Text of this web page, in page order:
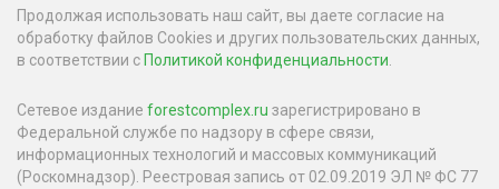
Продолжая использовать наш сайт, вы даете согласие на
обработку файлов Cookies и других пользовательских данных,
в соответствии с Политикой конфиденциальности
Сетевое издание forestcomplex.ru зарегистрировано в
Федеральной службе по надзору в сфере связи,
информационных технологий и массовых коммуникаций
(Роскомнадзор). Реестровая запись от 02.09.2019 ЭЛ № ФС 77